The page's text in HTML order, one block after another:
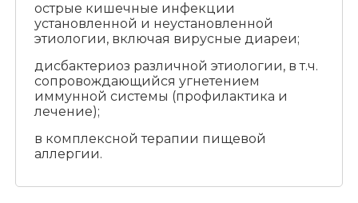
острые кишечные инфекции
установленной и неустановленной
этиологии, включая вирусные диареи;
дисбактериоз различной этиологии, в т.ч.
сопровождающийся угнетением
иммунной системы (профилактика и
лечение);
в комплексной терапии пищевой
аллергии.